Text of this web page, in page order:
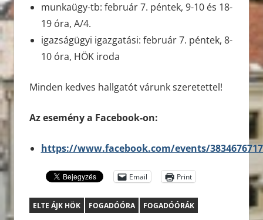
munkaügy-tb: február 7. péntek, 9-10 és 18-
19 óra, A/4.
igazságügyi igazgatási: február 7. péntek, 8-
10 óra, HÖK iroda
Minden kedves hallgatót várunk szeretettel!
Az esemény a Facebook-on:
https://www.facebook.com/events/
Email Print
ELTE ÁJK HÖK FOGADÓÓRA FOGADÓÓRÁK